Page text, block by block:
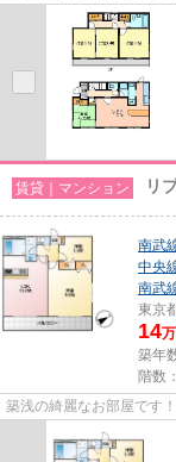
賃貸｜マンション リ
南武
中央
南武
東京
14
築年
階数
築浅の綺麗なお部屋です